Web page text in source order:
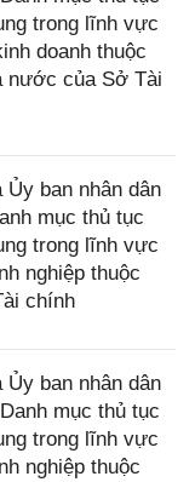
trong lĩnh vực
doanh thuộc
nước của Sở Tài
ban nhân dân
mục thủ tục
trong lĩnh vực
nghiệp thuộc
chính
ban nhân dân
mục thủ tục
trong lĩnh vực
nghiệp thuộc